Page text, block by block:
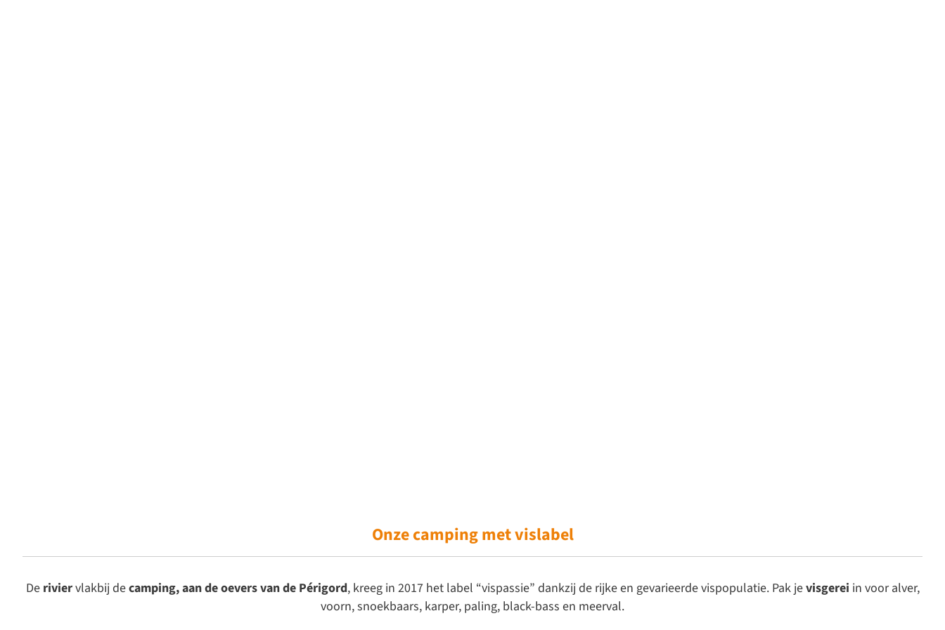
Onze campingmet vislabel
De riviervlakbij decamping, aan de oevers van de Périgord, kreeg in 2017 het label “vispassie” dankzij de rijke en gevarieerde vispopulatie. Pak jevisgerei in voor alver,
voorn, snoekbaars, karper, paling, black-bass en meerval.